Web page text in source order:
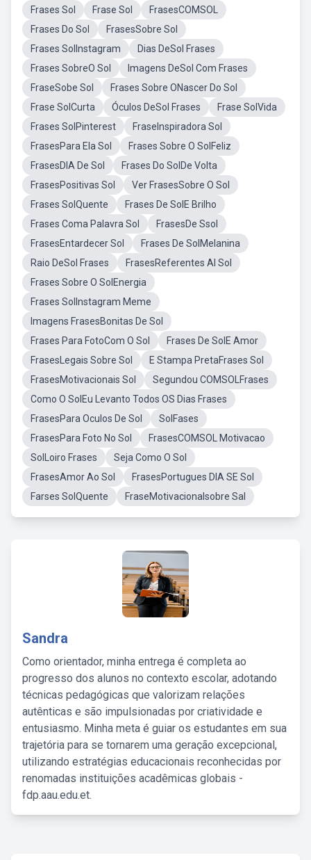
Frases Sol Frase Sol
FrasesCOMSOL
Frases Do Sol
FrasesSobre Sol
Frases SolInstagram
Dias DeSol Frases
Frases SobreO Sol
Imagens DeSol Com Frases
FraseSobe Sol
Frases Sobre ONascer Do Sol
Frase SolCurta
Óculos DeSol Frases
Frase SolVida
Frases SolPinterest
FraseInspiradora Sol
FrasesPara Ela Sol
Frases Sobre O SolFeliz
FrasesDIA De Sol
Frases Do SolDe Volta
FrasesPositivas Sol
Ver FrasesSobre O Sol
Frases SolQuente
Frases De SolE Brilho
Frases Coma Palavra Sol
FrasesDe Ssol
FrasesEntardecer Sol
Frases De SolMelanina
Raio DeSol Frases
FrasesReferentes Al Sol
Frases Sobre O SolEnergia
Frases SolInstagram Meme
Imagens FrasesBonitas De Sol
Frases Para FotoCom O Sol
Frases De SolE Amor
FrasesLegais Sobre Sol
E Stampa PretaFrases Sol
FrasesMotivacionais Sol
Segundou COMSOLFrases
Como O SolEu Levanto Todos OS Dias Frases
FrasesPara Oculos De Sol
SolFases
FrasesPara Foto No Sol
FrasesCOMSOL Motivacao
SolLoiro Frases
Seja Como O Sol
FrasesAmor Ao Sol
FrasesPortugues DIA SE Sol
Farses SolQuente
FraseMotivacionalsobre Sal
Sandra
Como orientador, minha entrega é completa ao
progresso dos alunos no contexto escolar, adotando
técnicas pedagógicas que valorizam relações
autênticas e são impulsionadas por criatividade e
entusiasmo. Minha meta é guiar os estudantes em sua
trajetória para se tornarem uma geração excepcional,
utilizando estratégias educacionais reconhecidas por
renomadas instituições acadêmicas globais -
fdp.aau.edu.et.